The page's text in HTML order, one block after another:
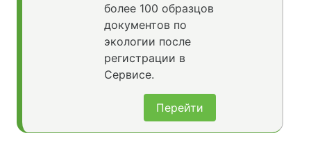
более 100 образцов
документов по
экологии после
регистрации в
Сервисе.
Перейти